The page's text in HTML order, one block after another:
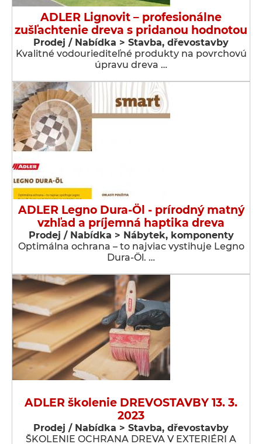
ADLER Lignovit – profesionálne
zušľachtenie dreva s pridanou hodnotou
Prodej / Nabídka > Stavba, dřevostavby
Kvalitné vodouriediteľné produkty na povrchovú
úpravu dreva …
ADLER Legno Dura-Öl - prírodný matný
vzhľad a príjemná haptika dreva
Prodej / Nabídka > Nábytek, komponenty
Optimálna ochrana – to najviac vystihuje Legno
Dura-Öl. …
ADLER školenie DREVOSTAVBY 13. 3.
2023
Prodej / Nabídka > Stavba, dřevostavby
ŠKOLENIE OCHRANA DREVA V EXTERIÉRI A